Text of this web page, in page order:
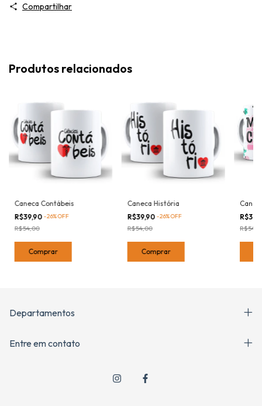
Compartilhar
Produtos relacionados
Caneca Contábeis
R$39,90 -26%OFF
R$54,00
Comprar
Caneca História
R$39,90 -26%OFF
R$54,00
Comprar
Departamentos
Entre em contato